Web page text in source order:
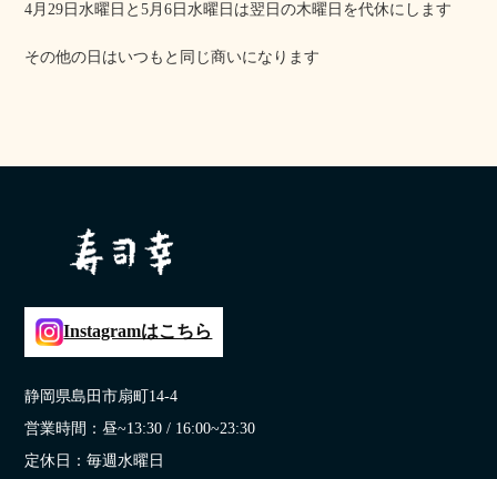
4月29日水曜日と5月6日水曜日は翌日の木曜日を代休にします
その他の日はいつもと同じ商いになります
Instagramはこちら
静岡県島田市扇町14-4
営業時間：昼~13:30 / 16:00~23:30
定休日：毎週水曜日